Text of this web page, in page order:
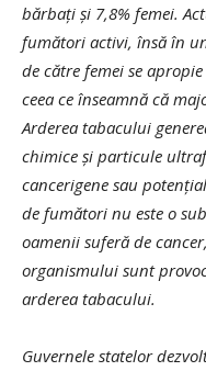
bărbați și 7,8% femei.
fumători activi, însă în
de către femei se
ceea ce înseamnă că
Arderea tabacului
chimice și particule
cancerigene sau
de fumători nu este o
oamenii suferă de
organismului sunt
arderea tabacului.
Guvernele statelor